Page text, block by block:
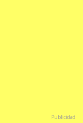
Publicidad